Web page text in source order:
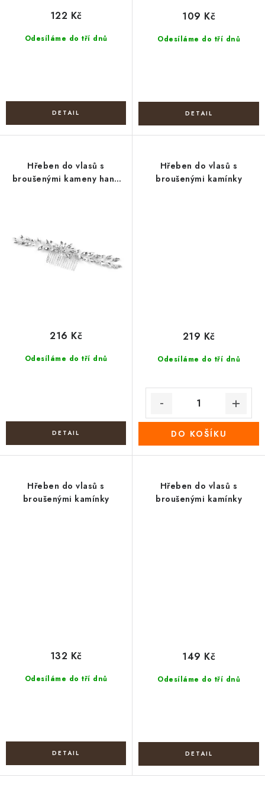
Odesíláme do tří dnů
122 Kč
Odesíláme do tří dnů
109 Kč
Hřeben do vlasů s
broušenými kameny hand
Odesíláme do tří dnů
216 Kč
Hřeben do vlasů s
broušenými kamínky
Odesíláme do tří dnů
219 Kč
DO KOŠÍKU
Hřeben do vlasů s
broušenými kamínky
Odesíláme do tří dnů
132 Kč
Hřeben do vlasů s
broušenými kamínky
Odesíláme do tří dnů
149 Kč